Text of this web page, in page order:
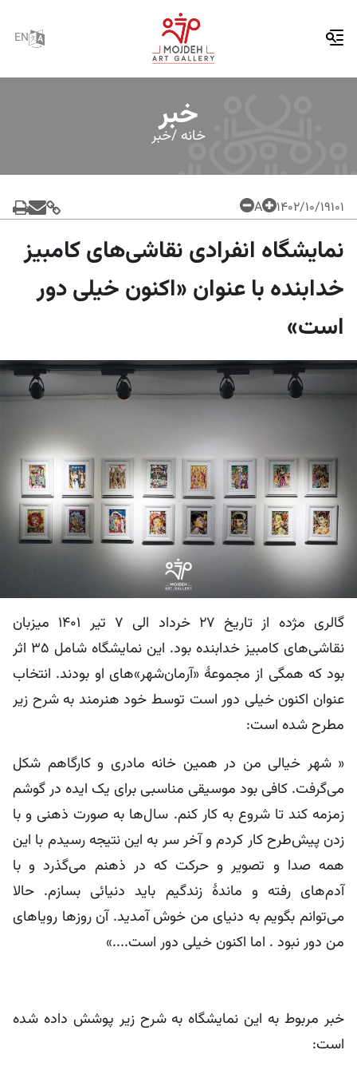
EN
خبر
خانه /خبر
101۱۴۰۲/۱۰/۱۹ A
نمایشگاه انفرادی نقاشی‌های کامبیز
خدابنده با عنوان «اکنون خیلی دور
است»
گالری مژده از تاریخ 27 خرداد الی 7 تیر 1401 میزبان
نقاشی‌های کامبیز خدابنده بود. این نمایشگاه شامل 35 اثر
بود که همگی از مجموعۀ «آرمان‌شهر»های او بودند. انتخاب
عنوان اکنون خیلی دور است توسط خود هنرمند به شرح زیر
مطرح شده است:
« شهر خیالی من در همین خانه مادری و کارگاهم شکل
می‌گرفت. کافی بود موسیقی مناسبی برای یک ایده در گوشم
زمزمه کند تا شروع به کار کنم. سال‌ها به صورت ذهنی و با
زدن پیش‌طرح کار کردم و آخر سر به این نتیجه رسیدم با این
همه صدا و تصویر و حرکت که در ذهنم می‌گذرد و با
آدم‌های رفته و ماندۀ زندگیم باید دنیائی بسازم. حالا
می‌توانم بگویم به دنیای من خوش آمدید. آن روزها رویاهای
من دور نبود . اما اکنون خیلی دور است....»
خبر مربوط به این نمایشگاه به شرح زیر پوشش داده شده
است: